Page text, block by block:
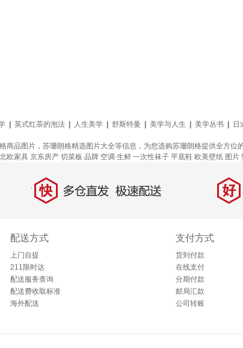
英式红茶的泡法 人生美学 舒斯特曼 美学与人生 美学丛书
日
品图片，苏珊朗格精选图片大全等信息，为您选购苏珊朗格提供全方位
北欧家具 京东房产 切菜板 品牌 空调 生鲜 一次性袜子 平底鞋 欧美壁纸 图片
快 多仓直发，极速配送 好
配送方式
上门自提
211限时达
配送服务查询
配送费收取标准
海外配送
支付方式
货到付款
在线支付
分期付款
邮局汇款
公司转账